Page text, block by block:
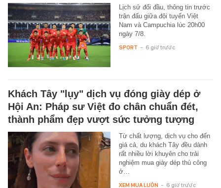
Lịch sử đối đầu, thông tin trước
trận đấu giữa đội tuyển Việt
Nam và Campuchia lúc 20h00
ngày 7/8.
SPORT - 6 giờ trước
Khách Tây "lụy" dịch vụ đóng giày dép ở
Hội An: Pháp sư Việt đo chân chuẩn đét,
thành phẩm đẹp vượt sức tưởng tượng
Từ chất lượng, dịch vụ cho đến
giá cả, du khách Tây đều dành
rất nhiều lời khuyên cho trải
nghiệm mua giày dép thủ công
ở…
XEM MUA LUÔN - 6 giờ trước